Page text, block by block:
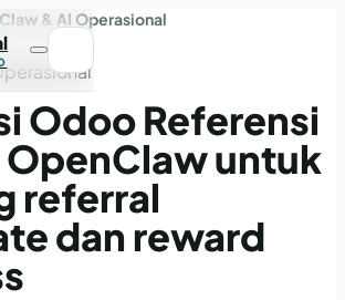
& AI Operasional
Odoo Referensi
untuk
referral
dan reward